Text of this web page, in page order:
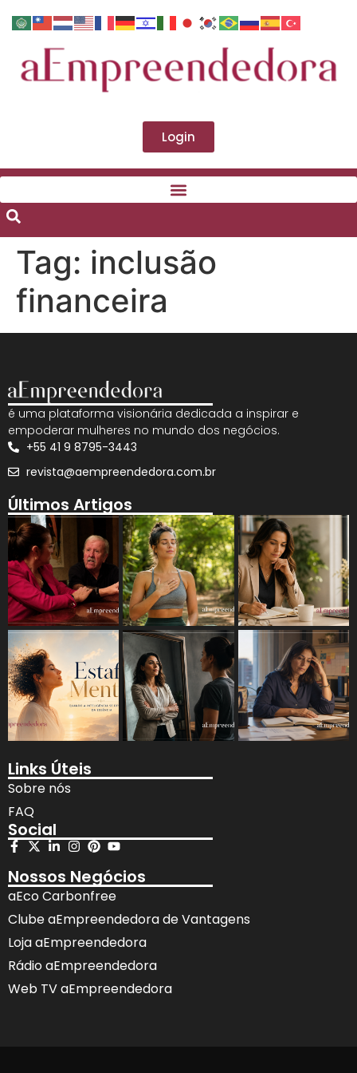
Login
Tag: inclusão
financeira
é uma plataforma visionária dedicada a inspirar e
empoderar mulheres no mundo dos negócios.
+55 41 9 8795-3443
revista@aempreendedora.com.br
Últimos Artigos
Links Úteis
Sobre nós
FAQ
Social
Nossos Negócios
aEco Carbonfree
Clube aEmpreendedora de Vantagens
Loja aEmpreendedora
Rádio aEmpreendedora
Web TV aEmpreendedora